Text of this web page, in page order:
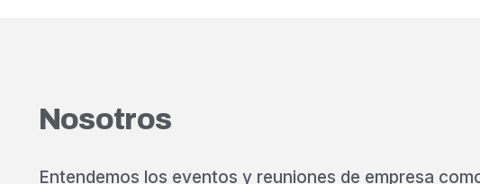
Nosotros
Entendemos los eventos y reuniones de empresa